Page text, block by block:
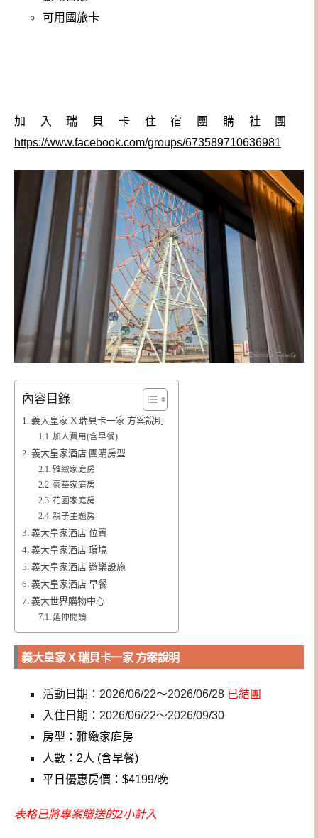
可用國旅卡
加入瑞貝卡住宿團購社團
https://www.facebook.com/groups/673589710636981
內容目錄
義大皇家 X 瑞貝卡一家 方案說明
加人費用(含早餐)
義大皇家酒店 團購房型
雅緻家庭房
豪華家庭房
花園家庭房
親子主題房
義大皇家酒店 位置
義大皇家酒店 環境
義大皇家酒店 遊樂設施
義大皇家酒店 早餐
義大世界購物中心
延伸閱讀
義大皇家 X 瑞貝卡一家 方案說明
活動日期：2026/06/22～2026/06/28 已結團
入住日期：2026/06/22～2026/09/30
房型：雅緻家庭房
人數：2人 (含早餐)
平日優惠房價：$4199/晚
表格已將專案贈送的2小計入